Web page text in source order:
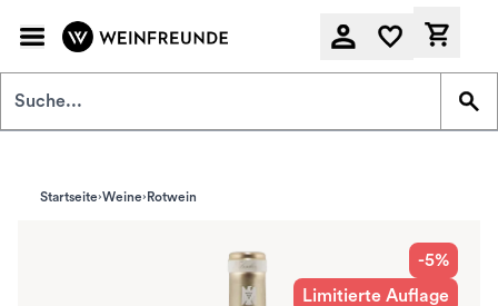
Startseite Weine Rotwein
-5%
Limitierte Auflage